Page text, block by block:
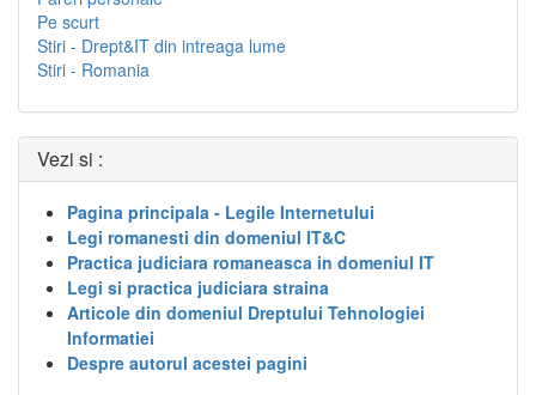
Pe scurt
Stiri - Drept&IT din intreaga lume
Stiri - Romania
Vezi si :
Pagina principala - Legile Internetului
Legi romanesti din domeniul IT&C
Practica judiciara romaneasca in domeniul IT
Legi si practica judiciara straina
Articole din domeniul Dreptului Tehnologiei
Informatiei
Despre autorul acestei pagini